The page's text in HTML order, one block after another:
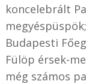
koncelebrált
Budapesti
Fülöp érsek-
még számos